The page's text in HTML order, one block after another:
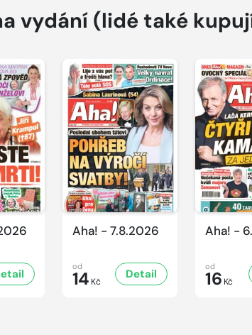
vydání (lidé také
Aha! - 7.8.2026
od
14 Kč
Detail
Aha! -
od
16 Kč